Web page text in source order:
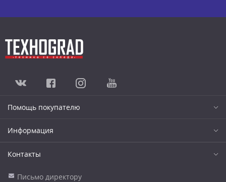
Помощь покупателю
Информация
Контакты
Письмо директору